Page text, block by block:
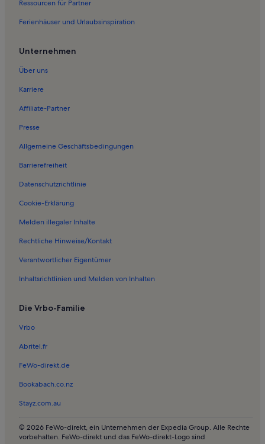
Ferienwohnungen in Kamisiana
Ferienwohnungen in Panethimos
Ferienwohnungen in Minothiana
Ferienwohnungen in Skoutelonas
Ferienwohnungen in Spilia
Ferienwohnungen in Mávros Mólos
Ferienwohnungen in Karefilianá
Ferienwohnungen in Vouves
Ferienwohnungen in Trachilos Strand
Ferienwohnungen in Voulgaro
Ferienwohnungen in Nopigia
Ferienwohnungen in Dempla
Ferienwohnungen in Polemarchi
Ferienwohnungen in Strand von Falasarna
Ferienwohnungen in Phalasarna
Ferienwohnungen in Kissamos-Stadion
Ferienwohnungen in Drapanias
Ferienwohnungen in Pyrgos Psilonerou
Ferienwohnungen in Strand von Balos
Ressourcen für Partner
Ferienhäuser und Urlaubsinspiration
Unternehmen
Über uns
Karriere
Affiliate-Partner
Presse
Allgemeine Geschäftsbedingungen
Barrierefreiheit
Datenschutzrichtlinie
Cookie-Erklärung
Melden illegaler Inhalte
Rechtliche Hinweise/Kontakt
Verantwortlicher Eigentümer
Inhaltsrichtlinien und Melden von Inhalten
Die Vrbo-Familie
Vrbo
Abritel.fr
FeWo-direkt.de
Bookabach.co.nz
Stayz.com.au
© 2026 FeWo-direkt, ein Unternehmen der Expedia Group. Alle Rechte
vorbehalten. FeWo-direkt und das FeWo-direkt-Logo sind